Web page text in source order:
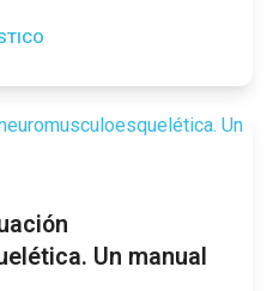
Un manual